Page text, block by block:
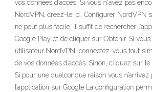
vos données d’accès. Si vous n'avez pas
NordVPN, créez-le ici. Configurer NordVPN
ne peut plus facile. Il suffit de rechercher
Google Play et de cliquer sur Obtenir. Si vous
utilisateur NordVPN, connectez-vous tout
de vos données d’accès. Sinon, cliquez sur le
Si pour une quelconque raison vous n’arrivez
l’application sur Google La configuration